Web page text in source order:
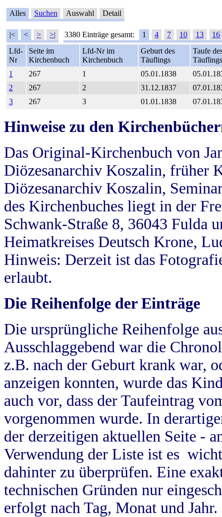
Alles Suchen Auswahl Detail
|< < > >| 3380 Einträge gesamt: 1 4 7 10 13
16
Lfd-
Nr
Seite im
Kirchenbuch
Lfd-Nr im
Kirchenbuch
Geburt des
Täuflings
Taufe
Täuflings
1
267 1 05.01.1838
2
267 2 31.12.1837
3
267 3 01.01.1838
Hinweise zu den
Das Original-Kirchenbuch von
Diözesanarchiv Koszalin, früher
Diözesanarchiv Koszalin,
des Kirchenbuches liegt in der
Schwank-Straße 8, 36043 Fulda
Heimatkreises Deutsch Krone,
Hinweis: Derzeit ist das
erlaubt.
Die Reihenfolge der Einträge
Die ursprüngliche Reihenfolge
Ausschlaggebend war die
z.B. nach der Geburt krank war,
anzeigen konnten, wurde das
auch vor, dass der Taufeintrag
vorgenommen wurde. In
der derzeitigen aktuellen Seite -
Verwendung der Liste ist es
dahinter zu überprüfen. Eine
technischen Gründen nur
erfolgt nach Tag, Monat und Jahr.